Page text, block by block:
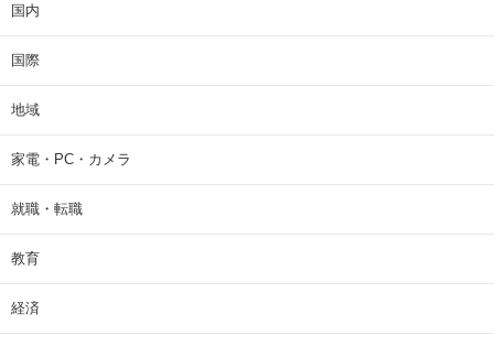
国内
国際
地域
家電・PC・カメラ
就職・転職
教育
経済